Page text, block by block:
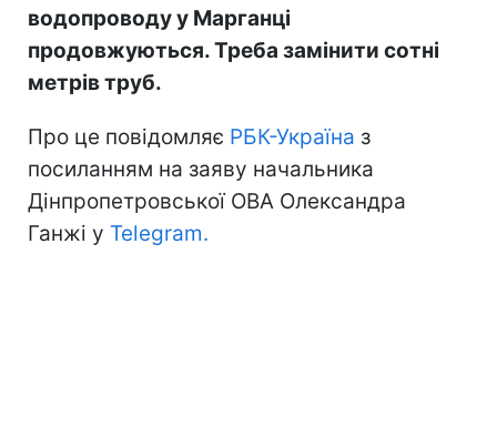
водопроводу у Марганці
продовжуються. Треба замінити сотні
метрів труб.
Про це повідомляє РБК-Україна з
посиланням на заяву начальника
Дінпропетровської ОВА Олександра
Ганжі у Telegram.